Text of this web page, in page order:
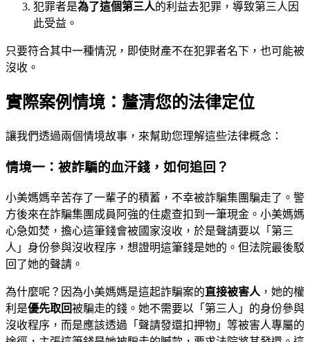
犯罪者是為了這個第三人的利益去犯罪，導致第三人因
此受益。
只要符合其中一種情況，即使財產不在犯罪者名下，也可能被
沒收。
實際案例情境：釐清您的法律定位
讓我們透過兩個情境故事，來幫助您理解這些法律概念：
情境一：被詐騙的血汗錢，如何追回？
小美媽媽辛苦存了一輩子的積蓄，不幸被詐騙集團騙走了。警
方後來在詐騙集團成員阿強的住處查扣到一筆現金。小美媽媽
心急如焚，擔心這筆錢會被國家沒收，於是聲請要以「第三
人」身份參與沒收程序，想證明這筆錢是她的。但法院最後駁
回了她的聲請。
為什麼呢？因為小美媽媽是這起詐騙案的直接被害人 ，她的權
利是優先取回被騙走的錢。她不需要以「第三人」的身份參與
沒收程序，而是應該透過「聲請發還扣押物」等被害人專屬的